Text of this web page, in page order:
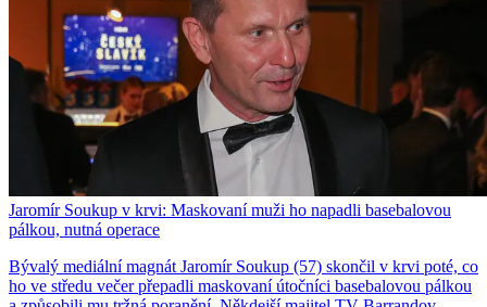
Jaromír Soukup v krvi: Maskovaní muži ho napadli basebalovou
pálkou, nutná operace
Bývalý mediální magnát Jaromír Soukup (57) skončil v krvi poté, co
ho ve středu večer přepadli maskovaní útočníci basebalovou pálkou